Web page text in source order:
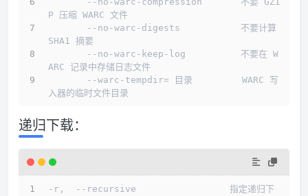
P 压缩 WARC 文件
SHA1 摘要
ARC 记录中存储日志文件
入器的临时文件目录
递归下载：
-r,  --recursive                 指定递归下